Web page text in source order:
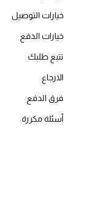
خيارات التوصيل
خيارات الدفع
تتبع طلبك
الارجاع
فرق الدفع
أسئلة مكررة